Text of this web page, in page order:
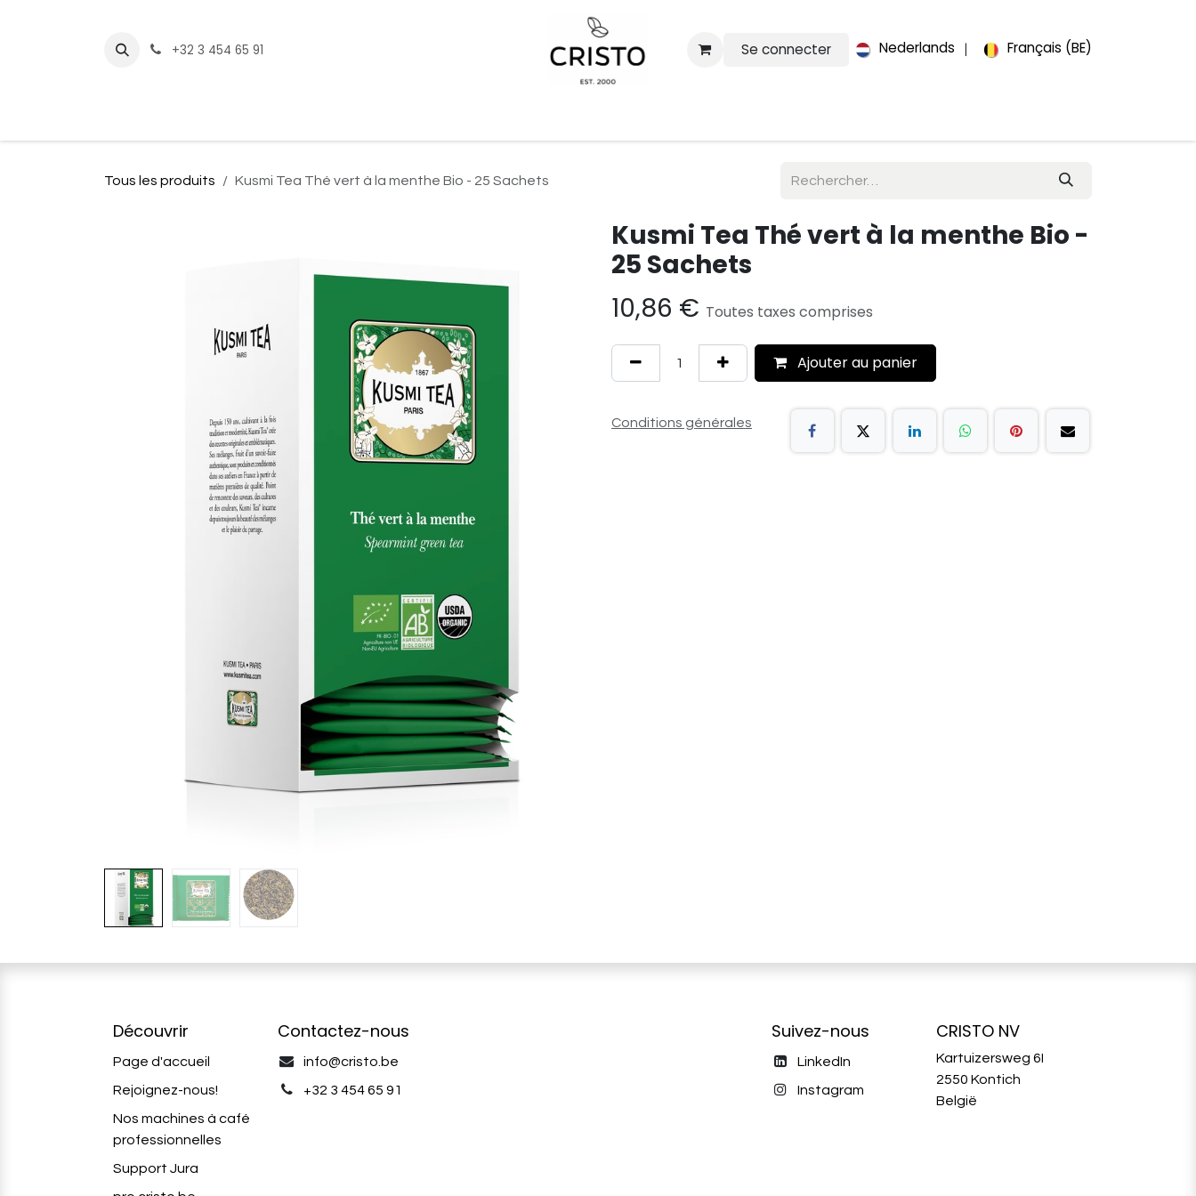
+32 3 454 65 91 Se connecter Nederlands Français (BE)
Tous les produits Kusmi Tea Thé vert à la menthe Bio - 25 Sachets
Kusmi Tea Thé vert à la menthe Bio -
25 Sachets
10,86 € Toutes taxes comprises
Ajouter au panier
Conditions générales
Découvrir
Page d'accueil
Rejoignez-nous!
Nos machines à café
professionnelles
Support Jura
Contactez-nous
info@cristo.be
+32 3 454 65 91‬
CRISTO NV
Kartuizersweg 6I
2550 Kontich
België
Suivez-nous
LinkedIn
Instagram